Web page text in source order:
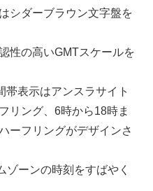
シダーブラウン文字盤を
性の高いGMTスケールを
帯表示はアンスラサイト
リング、6時から18時ま
ーフリングがデザインさ
ゾーンの時刻をすばやく